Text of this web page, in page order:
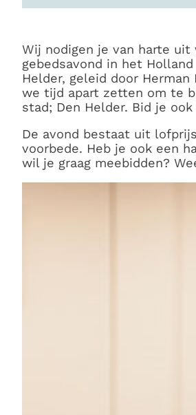
Wij nodigen je van harte uit
gebedsavond in het
Helder, geleid door
we tijd apart zetten om te
stad; Den Helder. Bid je ook
De avond bestaat uit
voorbede. Heb je ook een
wil je graag meebidden?